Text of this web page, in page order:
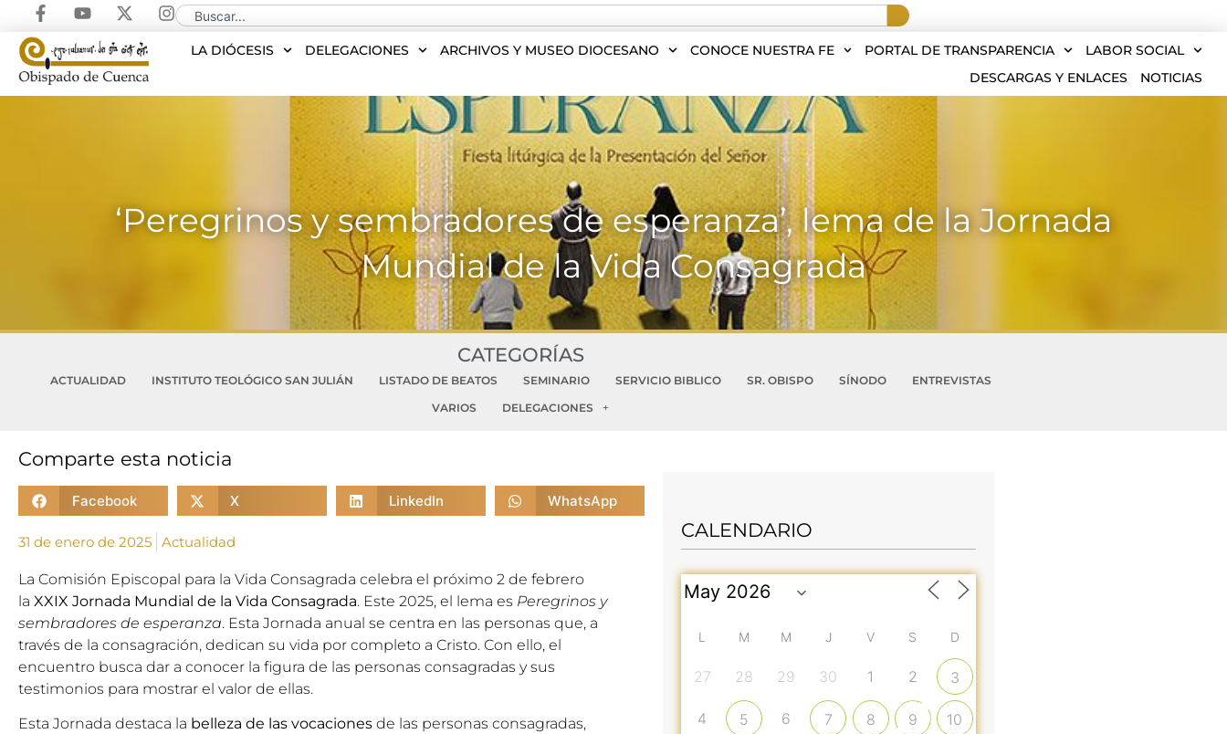
LA DIÓCESIS DELEGACIONES ARCHIVOS Y MUSEO DIOCESANO CONOCE NUESTRA FE PORTAL DE TRANSPARENCIA
LABOR SOCIAL
DESCARGAS Y ENLACES
NOTICIAS
‘Peregrinos y sembradores de esperanza’, lema de la Jornada
Mundial de la Vida Consagrada
CATEGORÍAS
ACTUALIDAD INSTITUTO TEOLÓGICO SAN JULIÁN LISTADO DE BEATOS SEMINARIO SERVICIO BIBLICO SR. OBISPO SÍNODO
ENTREVISTAS
VARIOS
DELEGACIONES
Comparte esta noticia
Facebook X LinkedIn WhatsApp
31 de enero de 2025 Actualidad
La Comisión Episcopal para la Vida Consagrada celebra el próximo 2 de febrero
la XXIX Jornada Mundial de la Vida Consagrada. Este 2025, el lema es Peregrinos y
sembradores de esperanza. Esta Jornada anual se centra en las personas que, a
través de la consagración, dedican su vida por completo a Cristo. Con ello, el
encuentro busca dar a conocer la figura de las personas consagradas y sus
testimonios para mostrar el valor de ellas.
Esta Jornada destaca la belleza de las vocaciones de las personas consagradas,
CALENDARIO
L M M J V S D
27 28 29 30 1 2 3
4 5 6 7 8 9 10